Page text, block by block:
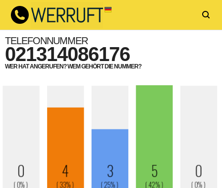
TELEFONNUMMER
021314086176
WER HAT ANGERUFEN? WEM GEHÖRT DIE NUMMER?